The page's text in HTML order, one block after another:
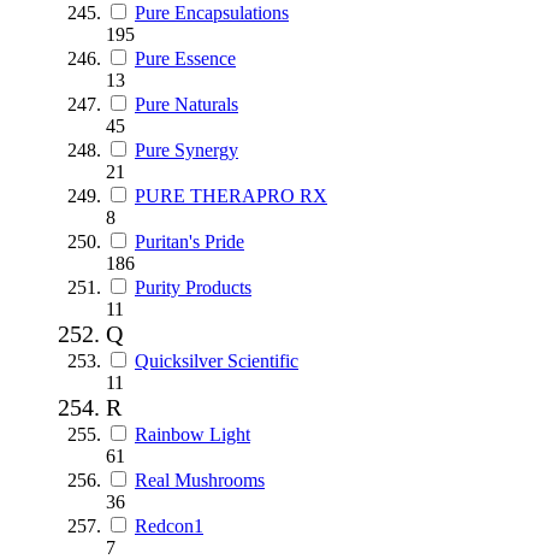
Pure Encapsulations
195
Pure Essence
13
Pure Naturals
45
Pure Synergy
21
PURE THERAPRO RX
8
Puritan's Pride
186
Purity Products
11
Q
Quicksilver Scientific
11
R
Rainbow Light
61
Real Mushrooms
36
Redcon1
7